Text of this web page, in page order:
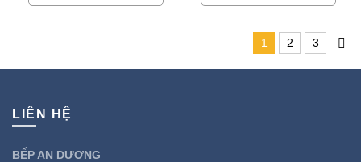
1 2 3
LIÊN HỆ
BẾP AN DƯƠNG